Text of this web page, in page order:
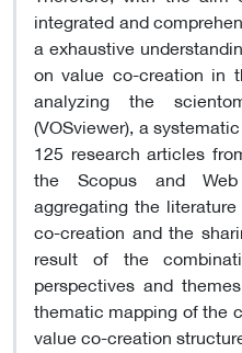
integrated and
a exhaustive
on value co-creation in
analyzing the
(VOSviewer), a
125 research articles
the Scopus and
aggregating the
co-creation and the
result of the
perspectives and
thematic mapping of the
value co-creation